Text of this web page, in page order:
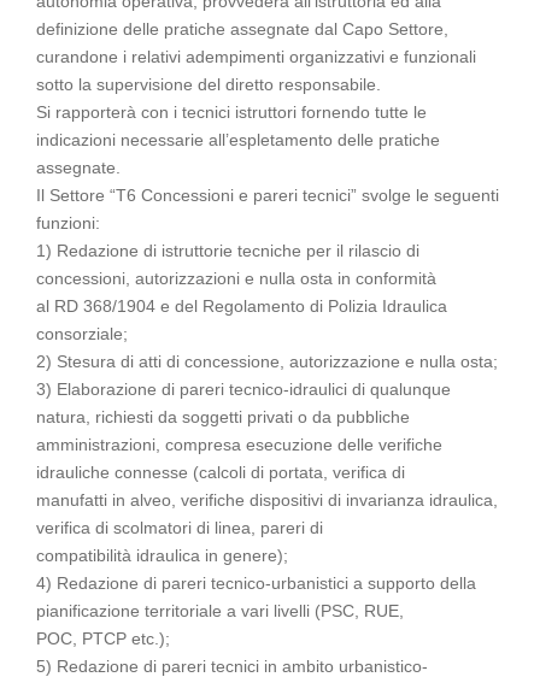
definizione delle pratiche assegnate dal Capo Settore,
curandone i relativi adempimenti organizzativi e funzionali
sotto la supervisione del diretto responsabile.
Si rapporterà con i tecnici istruttori fornendo tutte le
indicazioni necessarie all’espletamento delle pratiche
assegnate.
Il Settore “T6 Concessioni e pareri tecnici” svolge le seguenti
funzioni:
1) Redazione di istruttorie tecniche per il rilascio di
concessioni, autorizzazioni e nulla osta in conformità
al RD 368/1904 e del Regolamento di Polizia Idraulica
consorziale;
2) Stesura di atti di concessione, autorizzazione e nulla osta;
3) Elaborazione di pareri tecnico-idraulici di qualunque
natura, richiesti da soggetti privati o da pubbliche
amministrazioni, compresa esecuzione delle verifiche
idrauliche connesse (calcoli di portata, verifica di
manufatti in alveo, verifiche dispositivi di invarianza idraulica,
verifica di scolmatori di linea, pareri di
compatibilità idraulica in genere);
4) Redazione di pareri tecnico-urbanistici a supporto della
pianificazione territoriale a vari livelli (PSC, RUE,
POC, PTCP etc.);
5) Redazione di pareri tecnici in ambito urbanistico-